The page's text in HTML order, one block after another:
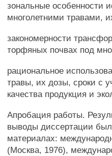
зональные особенности
многолетними травами,
закономерности
торфяных почвах под
рациональное
травы, их дозы, сроки с
качества продукция и
Апробация работы.
выводы диссертации
материалах:
(Москва, 1976),